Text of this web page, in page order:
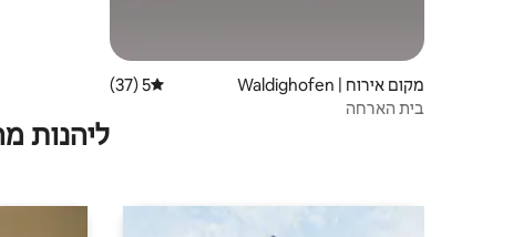
מקום אירוח | Waldighofen דירוג ממוצע של 5 מתוך 5, 37 ביקורות
5 (37)
בית הארחה
ליהנות